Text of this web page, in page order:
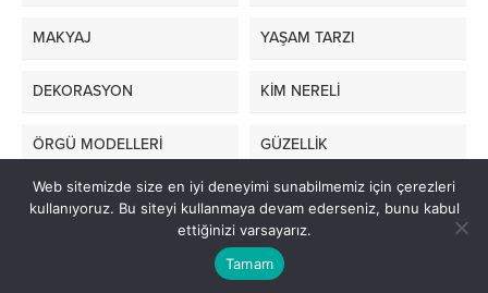
MAKYAJ YAŞAM TARZI
DEKORASYON KİM NERELİ
ÖRGÜ MODELLERİ GÜZELLİK
LİFE STYLE
masa sandalye kiralama
Web sitemizde size en iyi deneyimi sunabilmemiz için çerezleri
kullanıyoruz. Bu siteyi kullanmaya devam ederseniz, bunu kabul
ettiğinizi varsayarız.
Tamam